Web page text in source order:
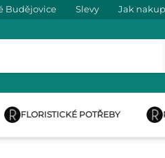
Budějovice Slevy Jak
FLORISTICKÉ POTŘEBY